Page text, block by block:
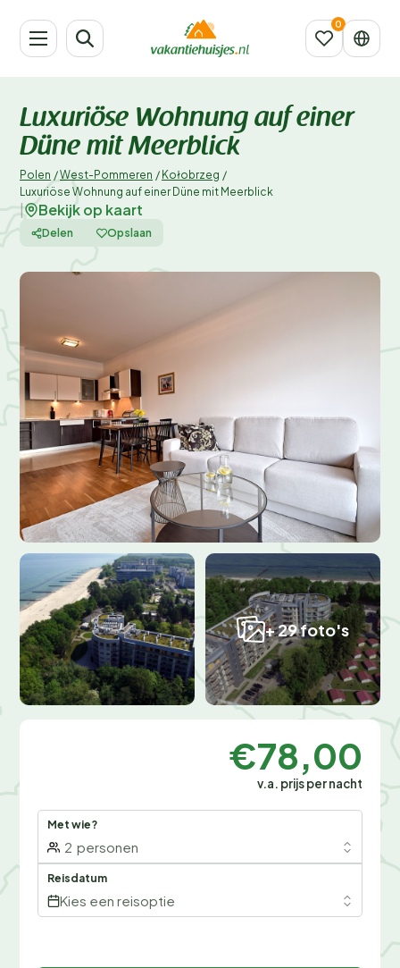
Luxuriöse Wohnung auf einer
Düne mit Meerblick
Polen /West-Pommeren / Kołobrzeg /
Luxuriöse Wohnung auf einer Düne mit Meerblick
Bekijk op kaart
Delen Opslaan
+ 29 foto's
€78,00
v.a. prijs per nacht
Met wie?
2 personen
Reisdatum
Kies een reisoptie